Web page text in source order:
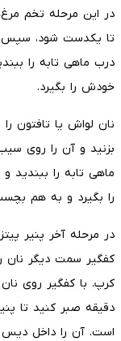
در این مرحله تخم
تا یکدست شود، سپس
درب ماهی تابه را
خودش را بگیرد.
نان لواش یا تافتون
بزنید و آن را روی
ماهی تابه را
را بگیرد و به هم
در مرحله آخر پنیر
کفگیر سمت دیگر نان
کرپ. با کفگیر روی
دقیقه صبر کنید تا
است. آن را داخل دیس